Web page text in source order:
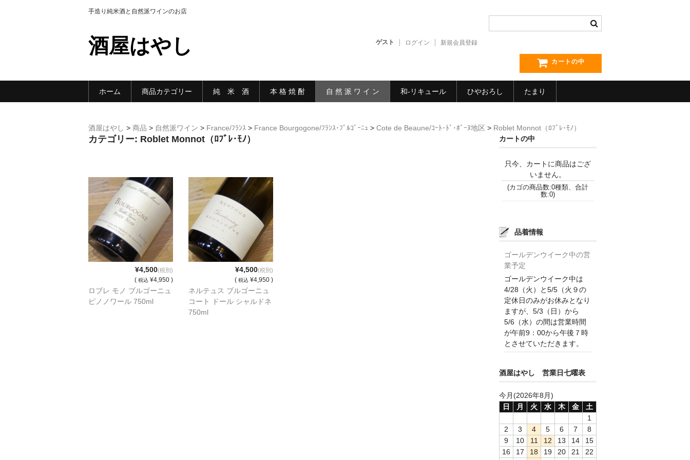
手造り純米酒と自然派ワインのお店
酒屋はやし ゲスト ログイン 新規会員登録
カートの中
ホーム 商品カテゴリー 純 米 酒 本 格 焼 酎 自 然 派 ワ イ ン 和-リキュール ひやおろし たまり
酒屋はやし > 商品 > 自然派ワイン > France/ﾌﾗﾝｽ > France Bourgogone/ﾌﾗﾝｽ･ﾌﾞﾙｺﾞｰﾆｭ > Cote de Beaune/ｺｰﾄ･ﾄﾞ･ﾎﾞｰﾇ地区 > Roblet Monnot（ﾛﾌﾞﾚ･ﾓﾉ）
カテゴリー: Roblet Monnot（ﾛﾌﾞﾚ･ﾓﾉ）
¥4,500(税別)
( 税込 ¥4,950 )
ロブレ モノ ブルゴーニュ
ピノノワール 750ml
¥4,500(税別)
( 税込 ¥4,950 )
ネルテュス ブルゴーニュ
コート ドール シャルドネ
750ml
カートの中
只今、カートに商品はござ
いません。
(カゴの商品数:0種類、合計
数:0)
品着情報
ゴールデンウイーク中の営
業予定
ゴールデンウイーク中は
4/28（火）と5/5（火９の
定休日のみがお休みとなり
ますが、5/3（日）から
5/6（水）の間は営業時間
が午前9：00から午後７時
とさせていただきます。
酒屋はやし 営業日七曜表
今月(2026年8月)
日
月 火 水 木 金
土
1
2
3 4 5 6 7
8
9
10 11 12 13 14
15
16
17 18 19 20 21
22